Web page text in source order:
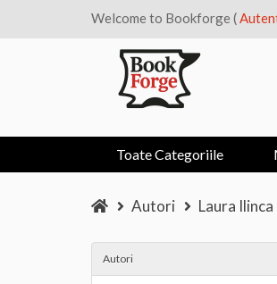
Welcome to Bookforge (
Toate Categoriile
Autori Laura Ilinca
Autori